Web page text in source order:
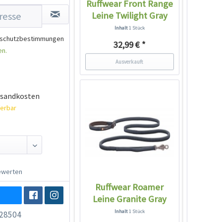
Ruffwear Front Range
Leine Twilight Gray
Inhalt1 Stück
32,99 € *
Ausverkauft
Ruffwear Roamer
Leine Granite Gray
Inhalt1 Stück